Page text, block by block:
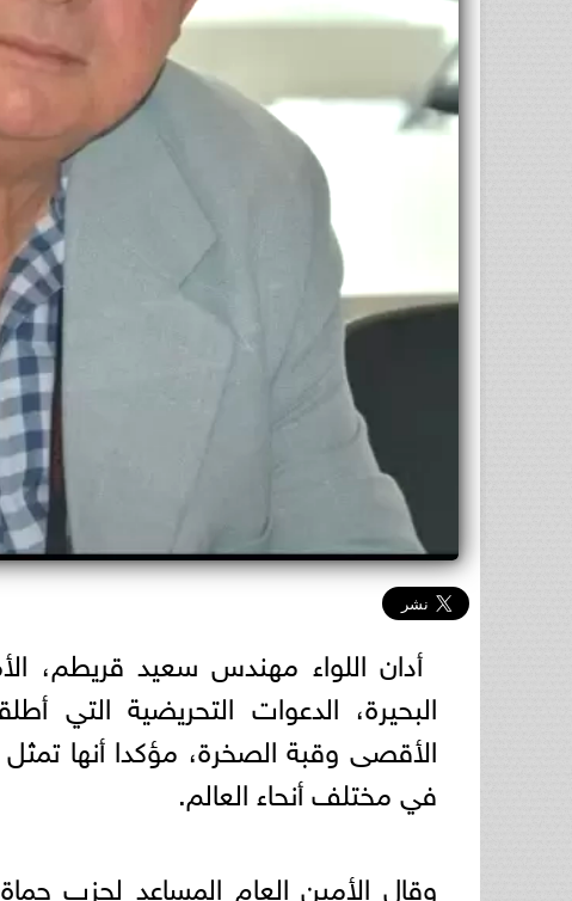
أدان اللواء مهندس سعيد قريطم،
البحيرة، الدعوات التحريضية التي
الأقصى وقبة الصخرة، مؤكدا أنها
في مختلف أنحاء العالم.
وقال الأمين العام المساعد لحزب